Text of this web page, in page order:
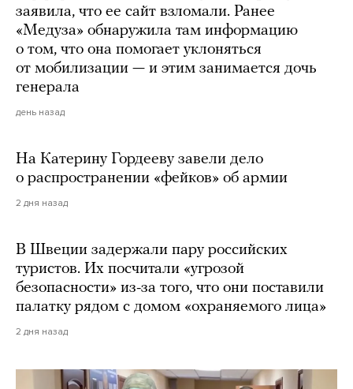
заявила, что ее сайт взломали. Ранее
«Медуза» обнаружила там информацию
о том, что она помогает уклоняться
от мобилизации — и этим занимается дочь
генерала
день назад
На Катерину Гордееву завели дело
о распространении «фейков» об армии
2 дня назад
В Швеции задержали пару российских
туристов. Их посчитали «угрозой
безопасности» из-за того, что они поставили
палатку рядом с домом «охраняемого лица»
2 дня назад